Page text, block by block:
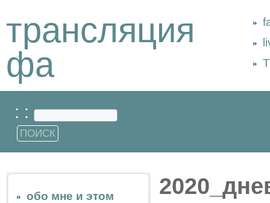
трансляция
фа
: :
обо мне и этом